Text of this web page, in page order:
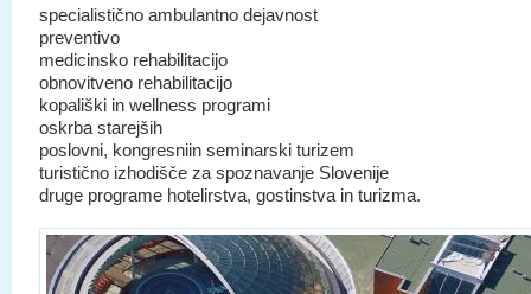
specialistično ambulantno dejavnost
preventivo
medicinsko rehabilitacijo
obnovitveno rehabilitacijo
kopališki in wellness programi
oskrba starejših
poslovni, kongresniin seminarski turizem
turistično izhodišče za spoznavanje Slovenije
druge programe hotelirstva, gostinstva in turizma.